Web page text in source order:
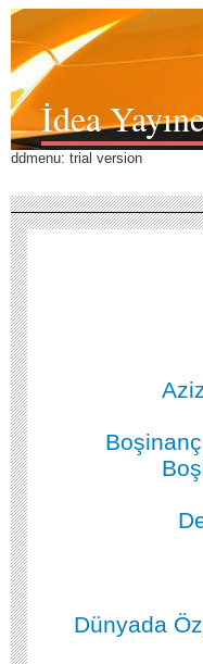
İdea
ddmenu: trial version
Dünyada